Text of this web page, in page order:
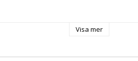
Visa mer